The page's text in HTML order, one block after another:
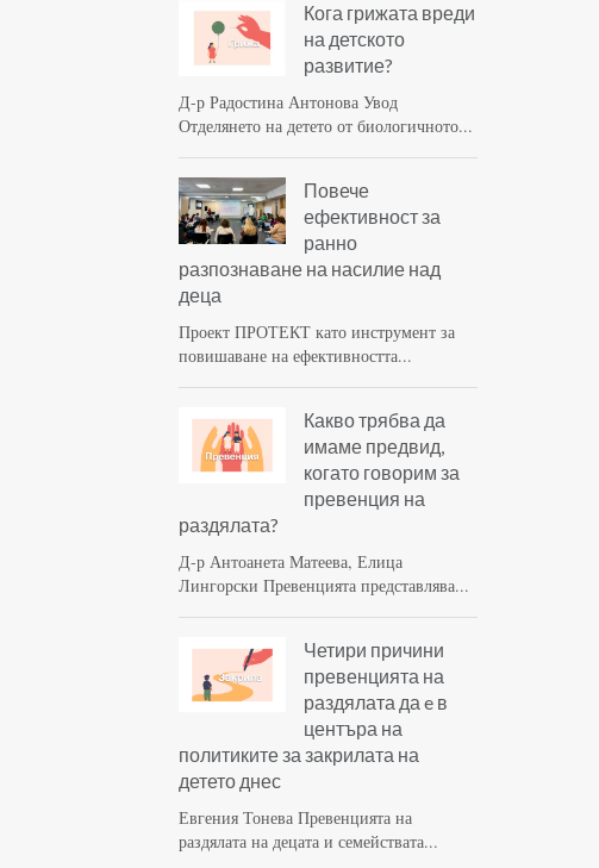
Кога грижата вреди
на детското
развитие?
Д-р Радостина Антонова Увод
Отделянето на детето от биологичното...
Повече
ефективност за
ранно
разпознаване на насилие над
деца
Проект ПРОТЕКТ като инструмент за
повишаване на ефективността...
Какво трябва да
имаме предвид,
когато говорим за
превенция на
раздялата?
Д-р Антоанета Матеева, Елица
Лингорски Превенцията представлява...
Четири причини
превенцията на
раздялата да e в
центъра на
политиките за закрилата на
детето днес
Евгения Тонева Превенцията на
раздялата на децата и семействата...